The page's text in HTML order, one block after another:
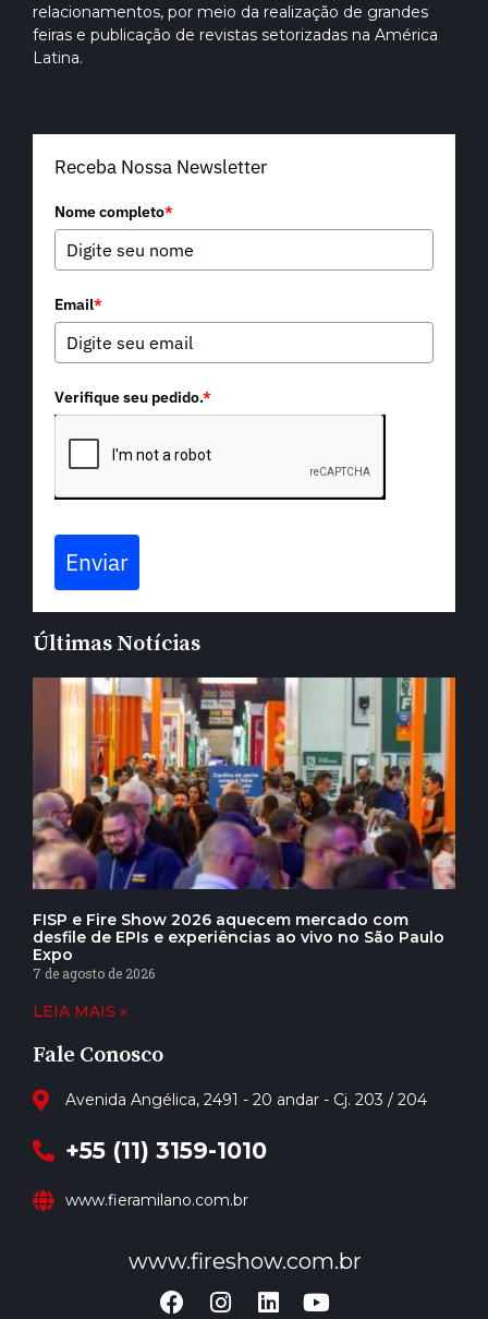
relacionamentos, por meio da realização de grandes
feiras e publicação de revistas setorizadas na América
Latina.
Receba Nossa Newsletter
Nome completo*
Email*
Verifique seu pedido.*
Enviar
Últimas Notícias
FISP e Fire Show 2026 aquecem mercado com
desfile de EPIs e experiências ao vivo no São Paulo
Expo
7 de agosto de 2026
LEIA MAIS »
Fale Conosco
Avenida Angélica, 2491 - 20 andar - Cj. 203 / 204
+55 (11) 3159-1010
www.fieramilano.com.br
www.fireshow.com.br